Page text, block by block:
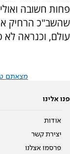
פחות חשובה
שהשב"כ הרחיק
עולם, וכנראה לא
מצאתם
פנו אלינו
אודות
יצירת קשר
פרסמו אצלנו